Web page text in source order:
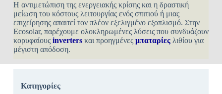
Η αντιμετώπιση της ενεργειακής κρίσης και η δραστική
μείωση του κόστους λειτουργίας ενός σπιτιού ή μιας
επιχείρησης απαιτεί τον πλέον εξελιγμένο εξοπλισμό. Στην
Ecosolar, παρέχουμε ολοκληρωμένες λύσεις που συνδυάζουν
κορυφαίους invertersκαι προηγμένες μπαταρίεςλιθίου για
μέγιστη απόδοση.
Κατηγορίες